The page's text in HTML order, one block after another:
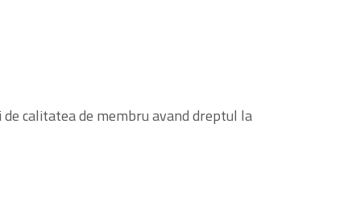
calitatea de membru avand dreptul la